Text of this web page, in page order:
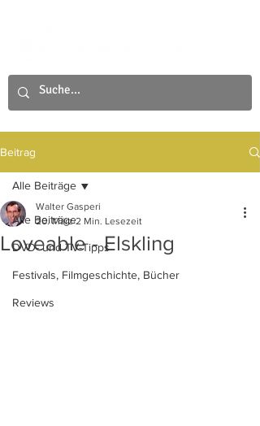
Beitrag
Alle Beiträge
DVD- und TV-Tipps
Festivals, Filmgeschichte, Bücher
Reviews
Alle Beiträge
Loveable - Elskling
Walter Gasperi
20. März 2 Min. Lesezeit